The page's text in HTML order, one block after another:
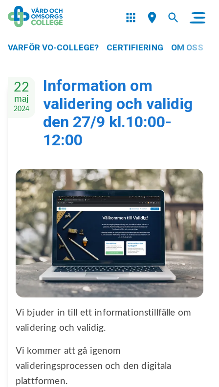
VARFÖR VO-COLLEGE? CERTIFIERING OM OSS
22
maj
2024
Information om
validering och validig
den 27/9 kl.10:00-
12:00
Vi bjuder in till ett informationstillfälle om
validering och validig.
Vi kommer att gå igenom
valideringsprocessen och den digitala
plattformen.